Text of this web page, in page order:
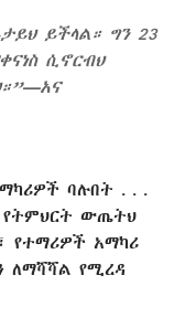
ይችላል። ግን 23
ሲኖርብህ
ባሉበት . . .
የትምህርት ውጤትህ
የተማሪዎች አማካሪ
ለማሻሻል የሚረዳ